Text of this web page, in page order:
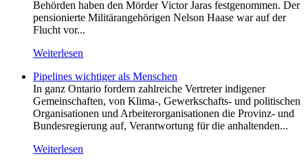
Behörden haben den Mörder Victor Jaras festgenommen. Der
pensionierte Militärangehörigen Nelson Haase war auf der
Flucht vor...
Weiterlesen
Pipelines wichtiger als Menschen
In ganz Ontario fordern zahlreiche Vertreter indigener
Gemeinschaften, von Klima-, Gewerkschafts- und politischen
Organisationen und Arbeiterorganisationen die Provinz- und
Bundesregierung auf, Verantwortung für die anhaltenden...
Weiterlesen